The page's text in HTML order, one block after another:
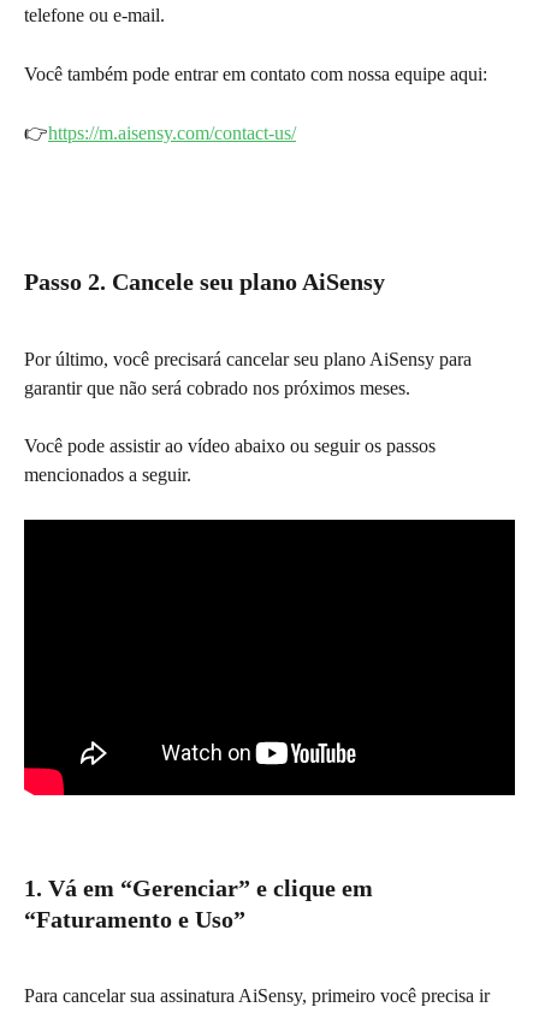
telefone ou e-mail.
Você também pode entrar em contato com nossa equipe aqui:
👉https://m.aisensy.com/contact-us/
Passo 2. Cancele seu plano AiSensy
Por último, você precisará cancelar seu plano AiSensy para
garantir que não será cobrado nos próximos meses.
Você pode assistir ao vídeo abaixo ou seguir os passos
mencionados a seguir.
1. Vá em “Gerenciar” e clique em
“Faturamento e Uso”
Para cancelar sua assinatura AiSensy, primeiro você precisa ir